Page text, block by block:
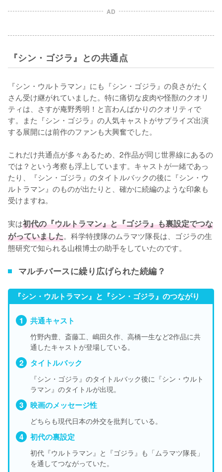
AD
『シン・ゴジラ』との共通点
『シン・ウルトラマン』にも『シン・ゴジラ』の良さがたく
さん受け継がれていました。特に痛切な皮肉や怪獣のクオリ
ティは、さすが庵野秀明！と言わんばかりのクオリティで
す。また『シン・ゴジラ』の人気キャストがサプライズ出演
する展開には前作のファンも大興奮でした。
これだけ共通点が多々あるため、2作品が同じ世界線にあるの
では？という考察も浮上しています。キャストが一緒であっ
たり、『シン・ゴジラ』のタイトルバックの後に『シン・ウ
ルトラマン』のものが出たりと、確かに続編のような印象も
受けますね。
実は初代の『ウルトラマン』と『ゴジラ』も裏設定でつな
がっていました。科学特捜隊のムラマツ隊長は、ゴジラの生
態研究で知られる山根博士の助手をしていたのです。
マルチバースに繰り広げられた続編？
『シン・ウルトラマン』と『シン・ゴジラ』のつながり
共通キャスト
竹野内豊、斎藤工、嶋田久作、高橋一生など2作品に共
通したキャストが登場している。
タイトルバック
『シン・ゴジラ』のタイトルバック後に『シン・ウルト
ラマン』のタイトルが出現。
映画のメッセージ性
どちらも現代日本の外交を批判している。
初代の裏設定
初代『ウルトラマン』と『ゴジラ』も「ムラマツ隊長」
を通してつながっていた。